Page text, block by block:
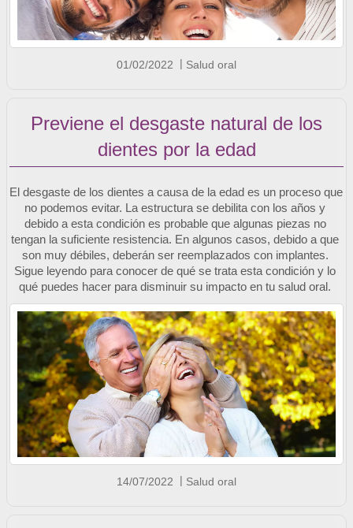
01/02/2022 Salud oral
Previene el desgaste natural de los
dientes por la edad
El desgaste de los dientes a causa de la edad es un proceso que
no podemos evitar. La estructura se debilita con los años y
debido a esta condición es probable que algunas piezas no
tengan la suficiente resistencia. En algunos casos, debido a que
son muy débiles, deberán ser reemplazados con implantes.
Sigue leyendo para conocer de qué se trata esta condición y lo
qué puedes hacer para disminuir su impacto en tu salud oral.
14/07/2022 Salud oral